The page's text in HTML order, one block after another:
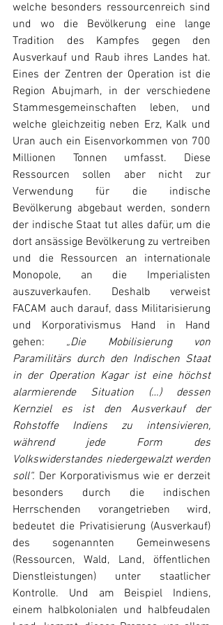
welche besonders ressourcenreich sind
und wo die Bevölkerung eine lange
Tradition des Kampfes gegen den
Ausverkauf und Raub ihres Landes hat.
Eines der Zentren der Operation ist die
Region Abujmarh, in der verschiedene
Stammesgemeinschaften leben, und
welche gleichzeitig neben Erz, Kalk und
Uran auch ein Eisenvorkommen von 700
Millionen Tonnen umfasst. Diese
Ressourcen sollen aber nicht zur
Verwendung für die indische
Bevölkerung abgebaut werden, sondern
der indische Staat tut alles dafür, um die
dort ansässige Bevölkerung zu vertreiben
und die Ressourcen an internationale
Monopole, an die Imperialisten
auszuverkaufen. Deshalb verweist
FACAM auch darauf, dass Militarisierung
und Korporativismus Hand in Hand
gehen: „Die Mobilisierung von
Paramilitärs durch den Indischen Staat
in der Operation Kagar ist eine höchst
alarmierende Situation (…) dessen
Kernziel es ist den Ausverkauf der
Rohstoffe Indiens zu intensivieren,
während jede Form des
Volkswiderstandes niedergewalzt werden
soll“. Der Korporativismus wie er derzeit
besonders durch die indischen
Herrschenden vorangetrieben wird,
bedeutet die Privatisierung (Ausverkauf)
des sogenannten Gemeinwesens
(Ressourcen, Wald, Land, öffentlichen
Dienstleistungen) unter staatlicher
Kontrolle. Und am Beispiel Indiens,
einem halbkolonialen und halbfeudalen